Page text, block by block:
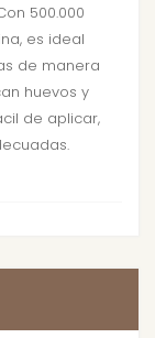
500.000
es ideal
de manera
huevos y
de aplicar,